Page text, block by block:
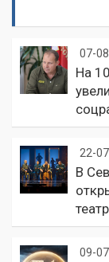
07-
На
22-
В
09-